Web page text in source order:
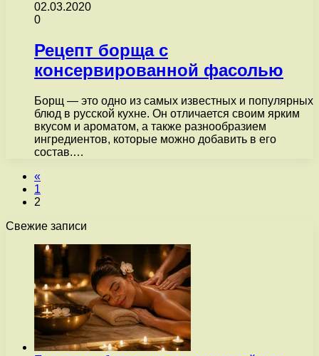
02.03.2020
0
Рецепт борща с
консервированной фасолью
Борщ — это одно из самых известных и популярных
блюд в русской кухне. Он отличается своим ярким
вкусом и ароматом, а также разнообразием
ингредиентов, которые можно добавить в его
состав.…
«
1
2
Свежие записи